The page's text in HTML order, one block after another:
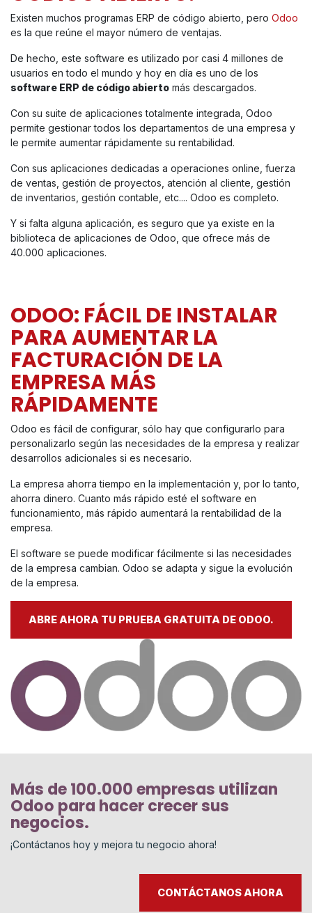
Existen muchos programas ERP de código abierto, pero Odoo
es la que reúne el mayor número de ventajas.
De hecho, este software es utilizado por casi 4 millones de
usuarios en todo el mundo y hoy en día es uno de los
software ERP de código abierto más descargados.
Con su suite de aplicaciones totalmente integrada, Odoo
permite gestionar todos los departamentos de una empresa y
le permite aumentar rápidamente su rentabilidad.
Con sus aplicaciones dedicadas a operaciones online, fuerza
de ventas, gestión de proyectos, atención al cliente, gestión
de inventarios, gestión contable, etc.... Odoo es completo.
Y si falta alguna aplicación, es seguro que ya existe en la
biblioteca de aplicaciones de Odoo, que ofrece más de
40.000 aplicaciones.
ODOO: FÁCIL DE INSTALAR
PARA AUMENTAR LA
FACTURACIÓN DE LA
EMPRESA MÁS
RÁPIDAMENTE
Odoo es fácil de configurar, sólo hay que configurarlo para
personalizarlo según las necesidades de la empresa y realizar
desarrollos adicionales si es necesario.
La empresa ahorra tiempo en la implementación y, por lo tanto,
ahorra dinero. Cuanto más rápido esté el software en
funcionamiento, más rápido aumentará la rentabilidad de la
empresa.
El software se puede modificar fácilmente si las necesidades
de la empresa cambian. Odoo se adapta y sigue la evolución
de la empresa.
ABRE AHORA TU PRUEBA GRATUITA DE ODOO.
Más de 100.000 empresas utilizan
Odoo para hacer crecer sus
negocios.
¡Contáctanos hoy y mejora tu negocio ahora!
CONTÁCTANOS AHORA